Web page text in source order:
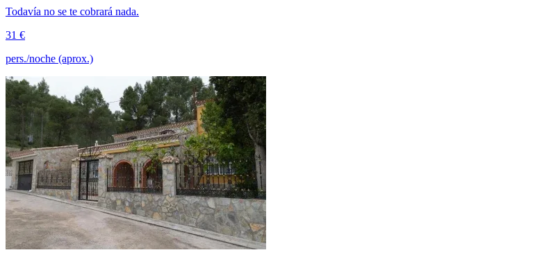
Todavía no se te cobrará nada.
31 €
pers./noche (aprox.)